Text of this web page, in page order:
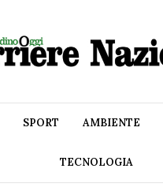
SPORT AMBIENTE
TECNOLOGIA